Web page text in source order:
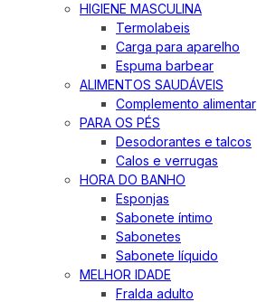
HIGIENE MASCULINA
Termolabeis
Carga para aparelho
Espuma barbear
ALIMENTOS SAUDÁVEIS
Complemento alimentar
PARA OS PÉS
Desodorantes e talcos
Calos e verrugas
HORA DO BANHO
Esponjas
Sabonete íntimo
Sabonetes
Sabonete líquido
MELHOR IDADE
Fralda adulto